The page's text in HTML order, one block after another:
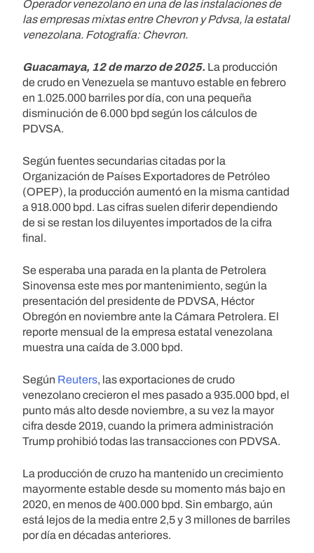
Operador venezolano en una de las instalaciones de
las empresas mixtas entre Chevron y Pdvsa, la estatal
venezolana. Fotografía: Chevron.
Guacamaya, 12 de marzo de 2025. La producción
de crudo en Venezuela se mantuvo estable en febrero
en 1.025.000 barriles por día, con una pequeña
disminución de 6.000 bpd según los cálculos de
PDVSA.
Según fuentes secundarias citadas por la
Organización de Países Exportadores de Petróleo
(OPEP), la producción aumentó en la misma cantidad
a 918.000 bpd. Las cifras suelen diferir dependiendo
de si se restan los diluyentes importados de la cifra
final.
Se esperaba una parada en la planta de Petrolera
Sinovensa este mes por mantenimiento, según la
presentación del presidente de PDVSA, Héctor
Obregón en noviembre ante la Cámara Petrolera. El
reporte mensual de la empresa estatal venezolana
muestra una caída de 3.000 bpd.
Según Reuters, las exportaciones de crudo
venezolano crecieron el mes pasado a 935.000 bpd, el
punto más alto desde noviembre, a su vez la mayor
cifra desde 2019, cuando la primera administración
Trump prohibió todas las transacciones con PDVSA.
La producción de cruzo ha mantenido un crecimiento
mayormente estable desde su momento más bajo en
2020, en menos de 400.000 bpd. Sin embargo, aún
está lejos de la media entre 2,5 y 3 millones de barriles
por día en décadas anteriores.